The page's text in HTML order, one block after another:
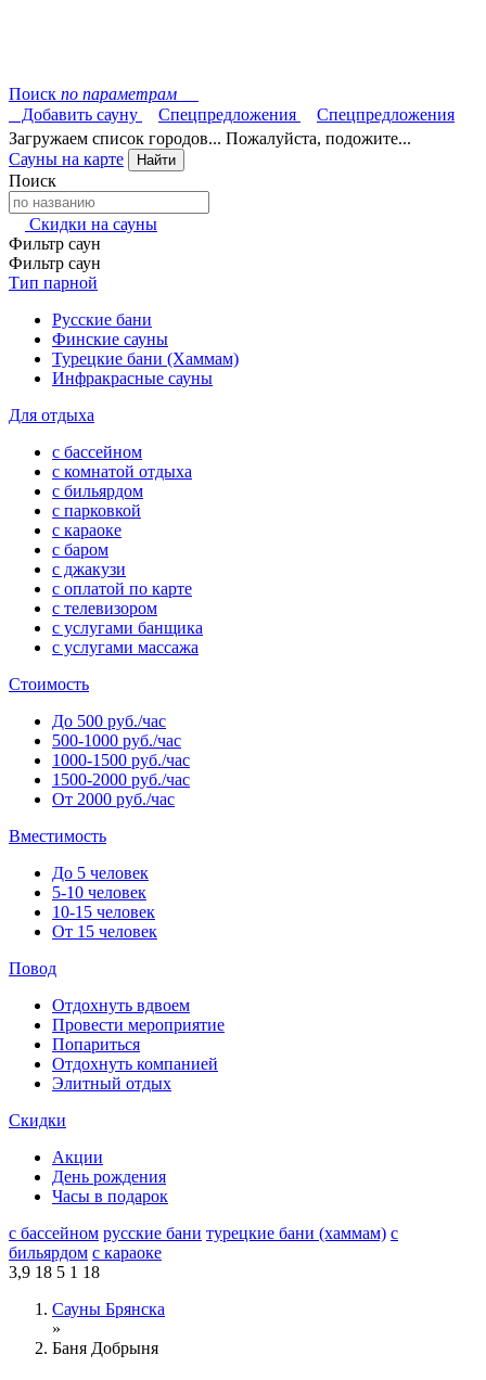
Поиск по параметрам
Добавить сауну
Спецпредложения
Спецпредложения
Загружаем список городов... Пожалуйста, подожите...
Сауны на карте
Найти
Поиск
Скидки на сауны
Фильтр саун
Фильтр саун
Тип парной
Русские бани
Финские сауны
Турецкие бани (Хаммам)
Инфракрасные сауны
Для отдыха
с бассейном
с комнатой отдыха
с бильярдом
с парковкой
с караоке
с баром
с джакузи
с оплатой по карте
с телевизором
с услугами банщика
с услугами массажа
Стоимость
До 500 руб./час
500-1000 руб./час
1000-1500 руб./час
1500-2000 руб./час
От 2000 руб./час
Вместимость
До 5 человек
5-10 человек
10-15 человек
От 15 человек
Повод
Отдохнуть вдвоем
Провести мероприятие
Попариться
Отдохнуть компанией
Элитный отдых
Скидки
Акции
День рождения
Часы в подарок
с бассейном русские бани турецкие бани (хаммам) с
бильярдом с караоке
3,9 18 5 1 18
Сауны Брянска
»
Баня Добрыня